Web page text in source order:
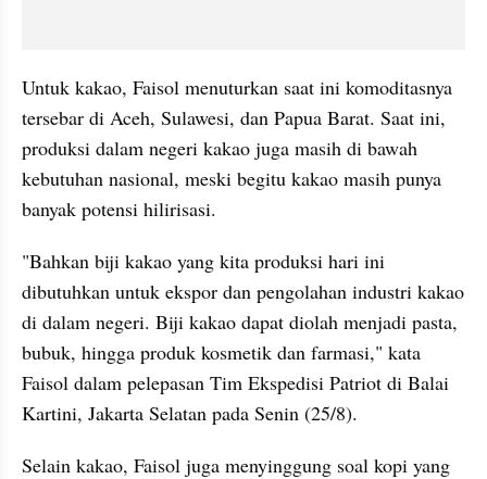
Untuk kakao, Faisol menuturkan saat ini komoditasnya
tersebar di Aceh, Sulawesi, dan Papua Barat. Saat ini,
produksi dalam negeri kakao juga masih di bawah
kebutuhan nasional, meski begitu kakao masih punya
banyak potensi hilirisasi.
"Bahkan biji kakao yang kita produksi hari ini
dibutuhkan untuk ekspor dan pengolahan industri kakao
di dalam negeri. Biji kakao dapat diolah menjadi pasta,
bubuk, hingga produk kosmetik dan farmasi," kata
Faisol dalam pelepasan Tim Ekspedisi Patriot di Balai
Kartini, Jakarta Selatan pada Senin (25/8).
Selain kakao, Faisol juga menyinggung soal kopi yang